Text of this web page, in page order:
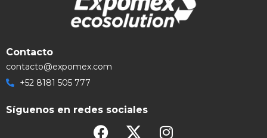
Contacto
contacto@expomex.com
+52 8181 505 777
Síguenos en redes sociales